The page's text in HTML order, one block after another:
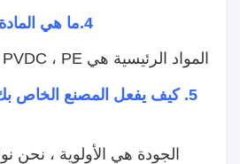
4. ما هي
المواد الرئيسية هي PA ، EVOH ، PVDC ، PE ، إلخ.
5. كيف يفعل المصنع الخاص
الجودة هي الأولوية ، نحن